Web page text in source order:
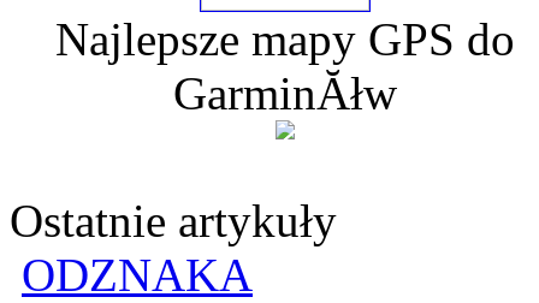
Najlepsze mapy GPS do
GarminĂłw
Ostatnie artykuły
ODZNAKA